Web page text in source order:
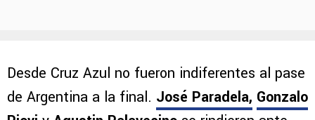
Desde Cruz Azul no fueron indiferentes al pase
de Argentina a la final. José Paradela, Gonzalo